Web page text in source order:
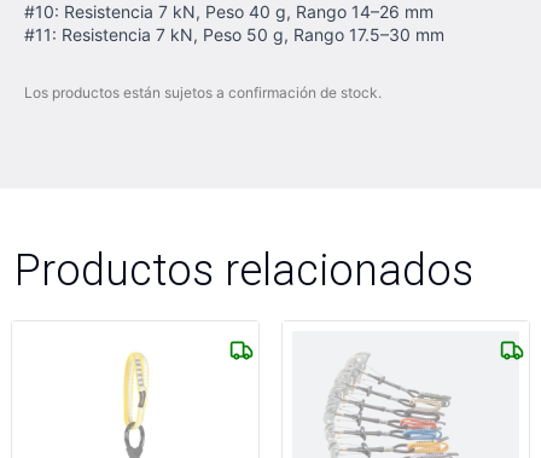
#10: Resistencia 7 kN, Peso 40 g, Rango 14–26 mm
#11: Resistencia 7 kN, Peso 50 g, Rango 17.5–30 mm
Los productos están sujetos a confirmación de stock.
Productos relacionados